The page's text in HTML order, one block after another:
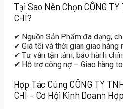
Tại Sao Nên Chọn CÔNG
CHÍ?
✔ Nguồn Sản Phẩm đa dạng,
✔ Giá tối và thời gian giao hàng
✔ Tư vấn tận tâm, bảo hành
✔ Hỗ trợ công nợ – Giao hàng
Hợp Tác Cùng CÔNG TY
CHÍ – Cơ Hội Kinh Doanh